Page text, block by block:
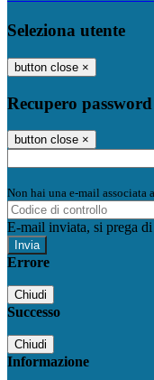
Seleziona utente
button close ×
Recupero password
button close ×
Non hai una e-mail associata
E-mail inviata, si prega
Errore
Chiudi
Successo
Chiudi
Informazione